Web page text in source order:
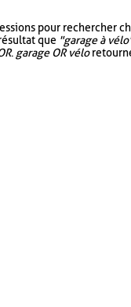
pour rechercher
que "garage à
. garage OR vélo